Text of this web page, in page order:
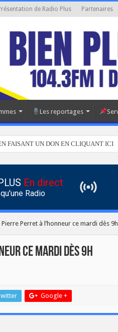
de Radio Plus Partenaires
Les reportages
FAISANT UN DON EN CLIQUANT ICI
En direct
Radio
Pierre Perret à l’honneur ce mardi dès 9h
ce mardi dès 9h
Google +